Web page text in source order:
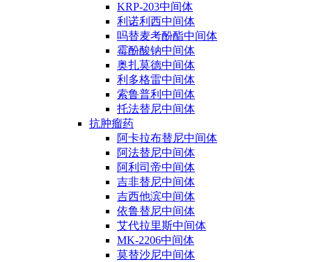
KRP-203中间体
利诺利西中间体
吗替麦考酚酯中间体
霉酚酸钠中间体
奥扎莫德中间体
利多格雷中间体
索鲁普利中间体
托法替尼中间体
抗肿瘤药
阿卡拉布替尼中间体
阿法替尼中间体
阿利司帝中间体
吉非替尼中间体
吉西他滨中间体
依鲁替尼中间体
艾代拉里斯中间体
MK-2206中间体
莫替沙尼中间体